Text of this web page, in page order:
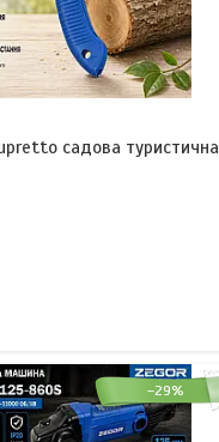
садова туристична
–29%